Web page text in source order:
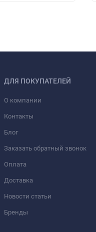
ДЛЯ ПОКУПАТЕЛЕЙ
О компании
Контакты
Блог
Заказать обратный звонок
Оплата
Доставка
Новости статьи
Бренды